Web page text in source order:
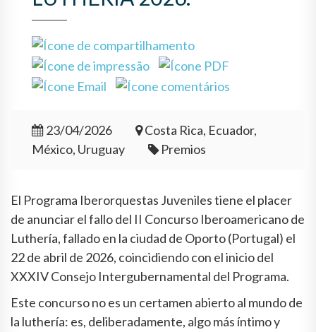
23/04/2026
Costa Rica, Ecuador,
México, Uruguay
Premios
El Programa Iberorquestas Juveniles tiene el placer
de anunciar el fallo del II Concurso Iberoamericano de
Luthería, fallado en la ciudad de Oporto (Portugal) el
22 de abril de 2026, coincidiendo con el inicio del
XXXIV Consejo Intergubernamental del Programa.
Este concurso no es un certamen abierto al mundo de
la luthería: es, deliberadamente, algo más íntimo y